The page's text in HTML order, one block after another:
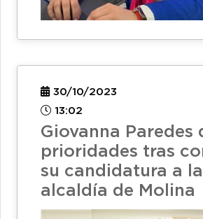
30/10/2023
13:02
Giovanna Paredes
prioridades tras
su candidatura a la
alcaldía de Molina